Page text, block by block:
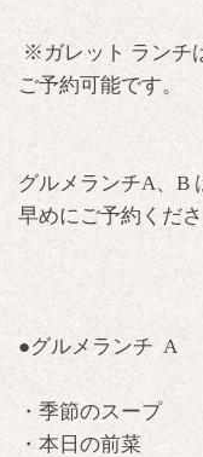
※ガレット ランチ
ご予約可能です。
グルメランチA、B
早めにご予約くだ
●グルメランチ
・季節のスープ
・本日の前菜